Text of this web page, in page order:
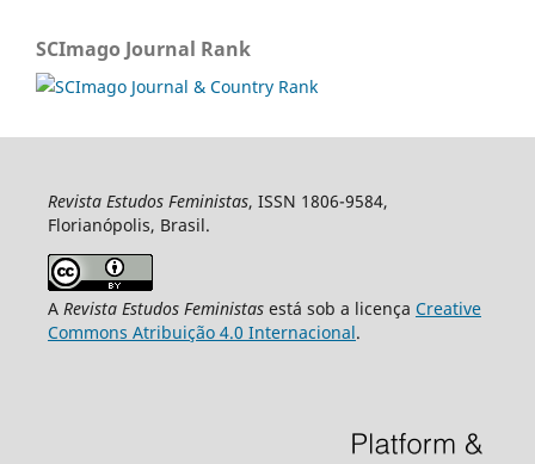
SCImago Journal Rank
Revista Estudos Feministas, ISSN 1806-9584,
Florianópolis, Brasil.
A Revista Estudos Feministasestá sob a licença Creative
Commons Atribuição 4.0 Internacional.